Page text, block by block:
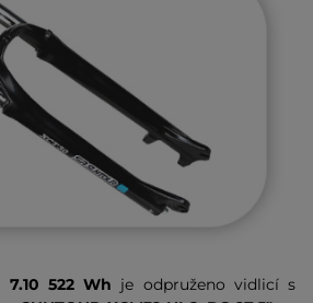
7.10 522 Wh je odpruženo vidlicí s